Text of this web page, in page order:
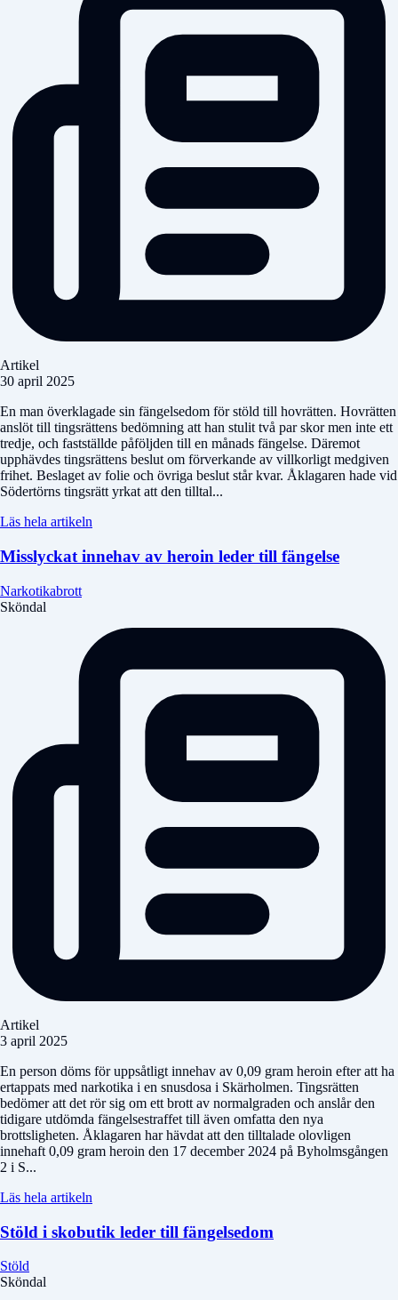
Artikel
30 april 2025
En man överklagade sin fängelsedom för stöld till hovrätten. Hovrätten
anslöt till tingsrättens bedömning att han stulit två par skor men inte ett
tredje, och fastställde påföljden till en månads fängelse. Däremot
upphävdes tingsrättens beslut om förverkande av villkorligt medgiven
frihet. Beslaget av folie och övriga beslut står kvar. Åklagaren hade vid
Södertörns tingsrätt yrkat att den tilltal...
Läs hela artikeln
Misslyckat innehav av heroin leder till fängelse
Narkotikabrott
Sköndal
Artikel
3 april 2025
En person döms för uppsåtligt innehav av 0,09 gram heroin efter att ha
ertappats med narkotika i en snusdosa i Skärholmen. Tingsrätten
bedömer att det rör sig om ett brott av normalgraden och anslår den
tidigare utdömda fängelsestraffet till även omfatta den nya
brottsligheten. Åklagaren har hävdat att den tilltalade olovligen
innehaft 0,09 gram heroin den 17 december 2024 på Byholmsgången
2 i S...
Läs hela artikeln
Stöld i skobutik leder till fängelsedom
Stöld
Sköndal